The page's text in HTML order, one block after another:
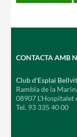
CONTACTA AMB
Club d'Esplai
Rambla de la
08907 L'Hospitalet
Tel. 93 335 40 00